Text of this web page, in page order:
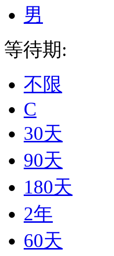
男
等待期:
不限
C
30天
90天
180天
2年
60天